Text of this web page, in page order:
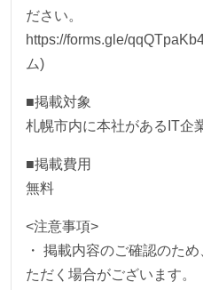
ださい。
https://forms.gle/
ム)
■掲載対象
札幌市内に本社があるIT企
■掲載費用
無料
<注意事項>
・ 掲載内容のご確認のた
ただく場合がございます。